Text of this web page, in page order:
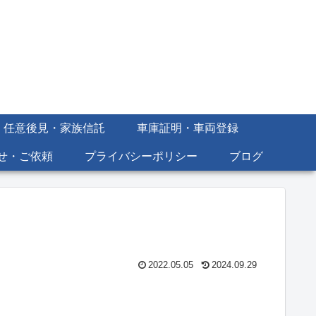
任意後見・家族信託 車庫証明・車両登録
・ご依頼 プライバシーポリシー ブログ
2022.05.05 2024.09.29